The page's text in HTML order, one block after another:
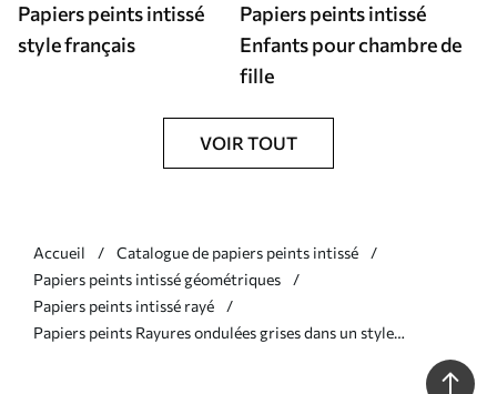
Papiers peints intissé
style français
Papiers peints intissé
Enfants pour chambre de
fille
VOIR TOUT
Accueil
Catalogue de papiers peints intissé
Papiers peints intissé géométriques
Papiers peints intissé rayé
Papiers peints Rayures ondulées grises dans un style